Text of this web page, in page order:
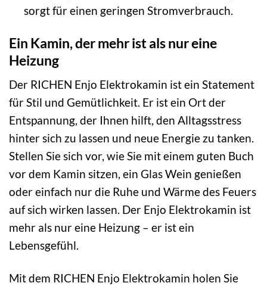
sorgt für einen geringen Stromverbrauch.
Ein Kamin, der mehr ist als nur eine
Heizung
Der RICHEN Enjo Elektrokamin ist ein Statement
für Stil und Gemütlichkeit. Er ist ein Ort der
Entspannung, der Ihnen hilft, den Alltagsstress
hinter sich zu lassen und neue Energie zu tanken.
Stellen Sie sich vor, wie Sie mit einem guten Buch
vor dem Kamin sitzen, ein Glas Wein genießen
oder einfach nur die Ruhe und Wärme des Feuers
auf sich wirken lassen. Der Enjo Elektrokamin ist
mehr als nur eine Heizung – er ist ein
Lebensgefühl.
Mit dem RICHEN Enjo Elektrokamin holen Sie